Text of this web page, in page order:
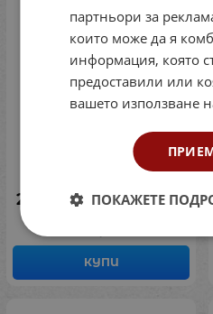
Дървена мозайка с
цветни топчета 1 см
Код: 7253103367
278.65 € / 544.99 лв.
КУПИ
партньори за
които може да я
информация, която
предоставили или
вашето използване
ПОКАЖЕТЕ